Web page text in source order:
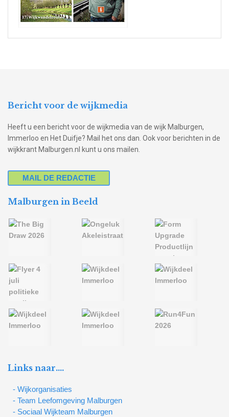
Bericht voor de wijkmedia
Heeft u een bericht voor de wijkmedia van de wijk Malburgen,
Immerloo en Het Duifje? Mail het ons dan. Ook voor berichten in de
wijkkrant Malburgen.nl kunt u ons mailen.
MAIL DE REDACTIE
Malburgen in Beeld
Links naar….
- Wijkorganisaties
- Team Leefomgeving Malburgen
- Sociaal Wijkteam Malburgen